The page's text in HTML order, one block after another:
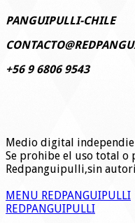
PANGUIPULLI-CHILE
+56 9 6806 9543
Medio digital
Se prohibe el uso total o
Redpanguipulli,sin
MENU REDPANGUIPULLI
REDPANGUIPULLI